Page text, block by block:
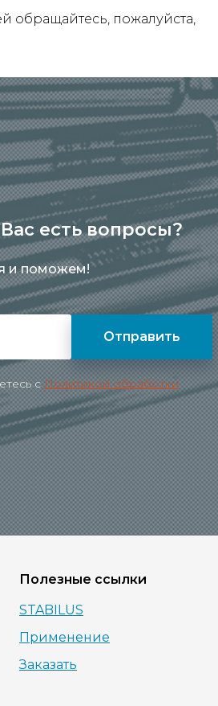
пожалуйста,
есть вопросы?
и поможем!
Отправить
cПолитикой обработки
Полезные ссылки
STABILUS
Применение
Заказать